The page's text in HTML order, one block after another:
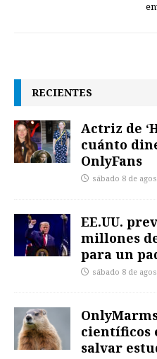
RECIENTES
Actriz de
cuánto
OnlyFans
sábado 8 de
EE.UU.
millones
para un
sábado 8 de
científicos
salvar